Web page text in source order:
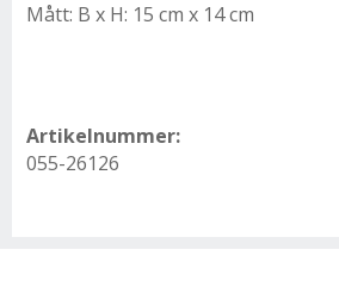
Mått: B x H: 15 cm x 14 cm
Artikelnummer:
055-26126